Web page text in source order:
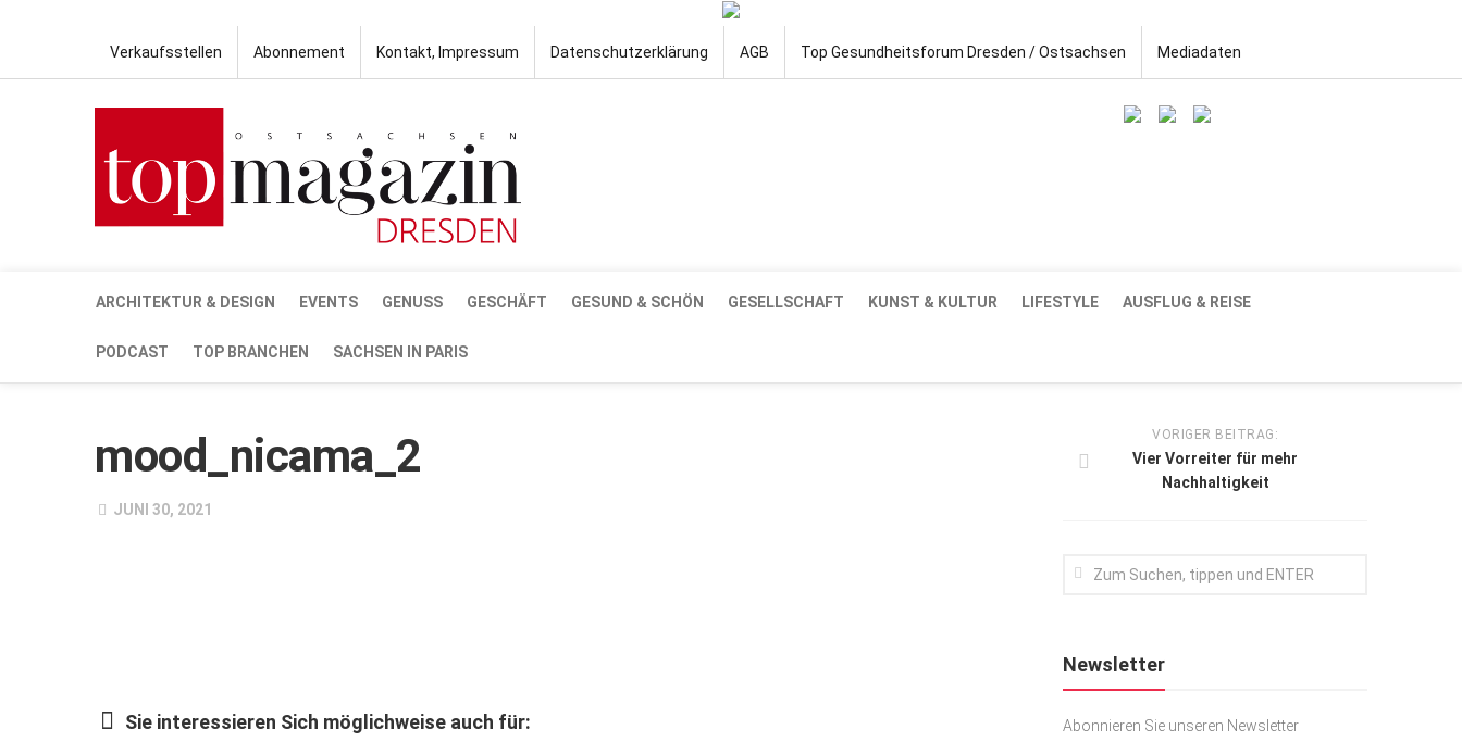
Verkaufsstellen Abonnement Kontakt, Impressum Datenschutzerklärung AGB Top Gesundheitsforum Dresden / Ostsachsen Mediadaten
ARCHITEKTUR & DESIGN EVENTS GENUSS GESCHÄFT GESUND & SCHÖN GESELLSCHAFT KUNST & KULTUR LIFESTYLE AUSFLUG & REISE
PODCAST TOP BRANCHEN SACHSEN IN PARIS
mood_nicama_2
JUNI 30, 2021
Sie interessieren Sich möglichweise auch für:
VORIGER BEITRAG:
Vier Vorreiter für mehr
Nachhaltigkeit
Newsletter
Abonnieren Sie unseren Newsletter